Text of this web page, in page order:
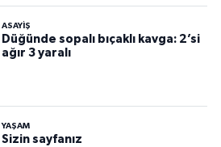
ASAYİŞ
Düğünde sopalı bıçaklı kavga: 2’si
ağır 3 yaralı
YAŞAM
Sizin sayfanız